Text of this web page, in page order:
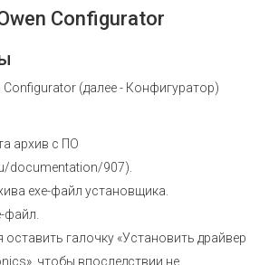
Configurator
Configurator (далее - Конфигуратор)
архив с ПО
documentation/907).
ехе-файл установщика.
файл.
оставить галочку «Установить драйвер
чтобы впоследствии не